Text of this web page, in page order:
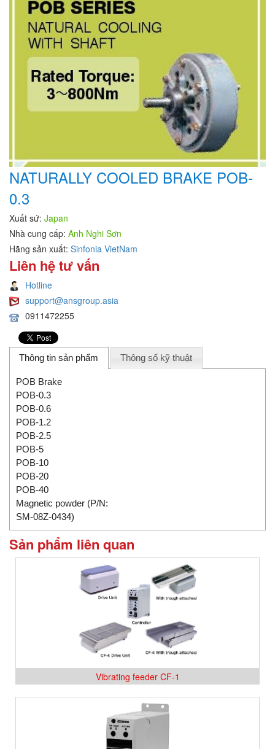
NATURALLY COOLED BRAKE POB-
0.3
Xuất sứ: Japan
Nhà cung cấp: Anh Nghi Sơn
Hãng sản xuất: Sinfonia VietNam
Liên hệ tư vấn
Hotline
support@ansgroup.asia
0911472255
Thông tin sản phẩm Thông số kỹ thuật
POB Brake
POB-0.3
POB-0.6
POB-1.2
POB-2.5
POB-5
POB-10
POB-20
POB-40
Magnetic powder (P/N:
SM-08Z-0434)
Sản phẩm liên quan
Vibrating feeder CF-1